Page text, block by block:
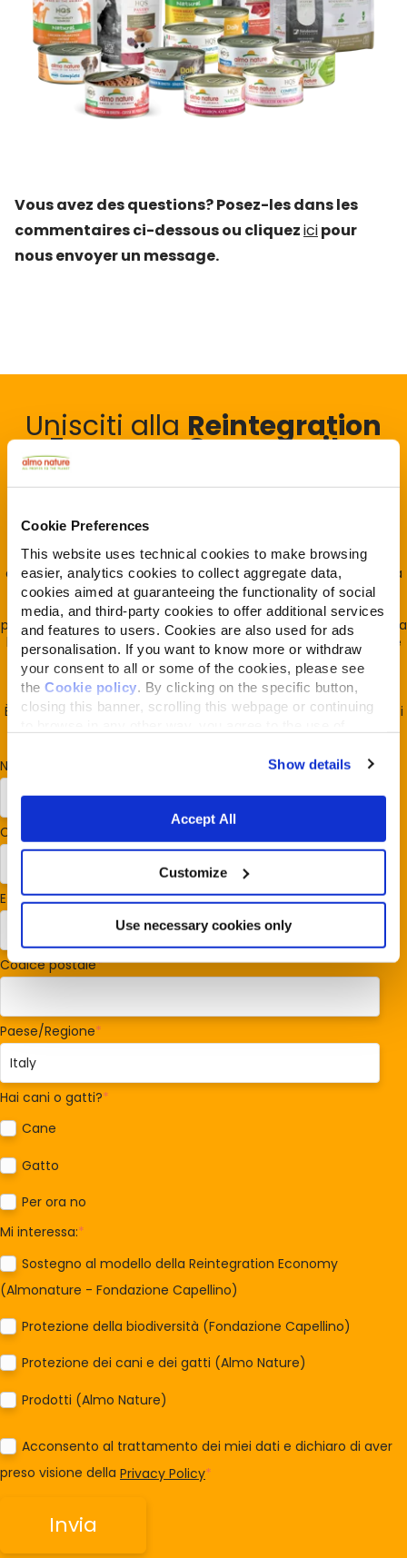
Cookie Preferences
This website uses technical cookies to make browsing
easier, analytics cookies to collect aggregate data,
cookies aimed at guaranteeing the functionality of social
media, and third-party cookies to offer additional services
and features to users. Cookies are also used for ads
personalisation. If you want to know more or withdraw
your consent to all or some of the cookies, please see
the Cookie policy . By clicking on the specific button,
closing this banner, scrolling this webpage or continuing
Show details
Accept All
Customize
Use necessary cookies only
Vous avez des questions? Posez-les dans les
commentaires ci-dessous ou cliquezicipour
nous envoyer un message.
Unisciti alla Reintegration
Economy Community
La REcommunity è rivolta universalmente a tutti ma è al
Fondazione Capellino.
che le attività umane vissute e condotte senza limite, come
oggi avviene, la impattino negativamente. Da qui l'importanza
di portare la vita, cioè la biodiversità, al centro del decidere
umano e avviare, in economia, la restituzione progressiva del
profitto generato con l'estrazione/distruzione di biodiversità alla
biodiversità stessa (economia che reintegra quanto estrae) è
quanto avviene ogni giorno in Almo Nature 100% di proprietà
della Fondazione Capellino.
È la Reintegration Economy e la REcommunity è la casa di tutti
coloro che la sostengono
Nome
Cognome
E-mail*
Codice postale*
Paese/Regione*
Hai cani o gatti?*
Cane
Gatto
Per ora no
Mi interessa:*
Sostegno al modello della Reintegration Economy
(Almonature - Fondazione Capellino)
Protezione della biodiversità (Fondazione Capellino)
Protezione dei cani e dei gatti (Almo Nature)
Prodotti (Almo Nature)
Acconsento al trattamento dei miei dati e dichiaro di aver
preso visione della Privacy Policy*